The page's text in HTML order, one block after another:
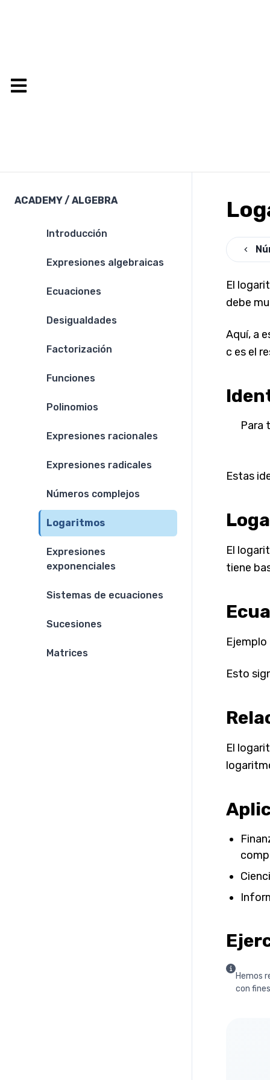
ACADEMY/ ALGEBRA
Introducción
Expresiones algebraicas
Ecuaciones
Desigualdades
Factorización
Funciones
Polinomios
Expresiones racionales
Expresiones radicales
Números complejos
Logaritmos
Expresiones
exponenciales
Sistemas de ecuaciones
Sucesiones
Matrices
El
debe
Aquí, a
c es el
Para
Estas
El
tiene
Esto
El
Hemos
con